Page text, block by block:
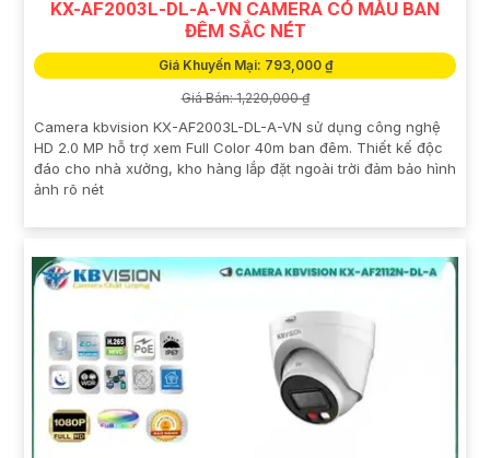
KX-AF2003L-DL-A-VN CAMERA CÓ MÀU BAN
ĐÊM SẮC NÉT
Giá Khuyến Mại: 793,000 ₫
Giá Bán: 1,220,000 ₫
Camera kbvision KX-AF2003L-DL-A-VN sử dụng công nghệ
HD 2.0 MP hỗ trợ xem Full Color 40m ban đêm. Thiết kế độc
đáo cho nhà xưởng, kho hàng lắp đặt ngoài trời đảm bảo hình
ảnh rõ nét